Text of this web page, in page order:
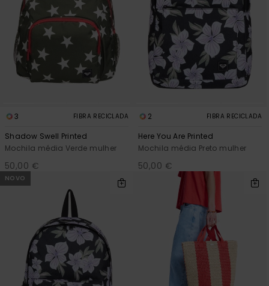
3 FIBRA RECICLADA
Shadow Swell Printed
Mochila média Verde mulher
50,00 €
2 FIBRA RECICLADA
Here You Are Printed
Mochila média Preto mulher
50,00 €
NOVO